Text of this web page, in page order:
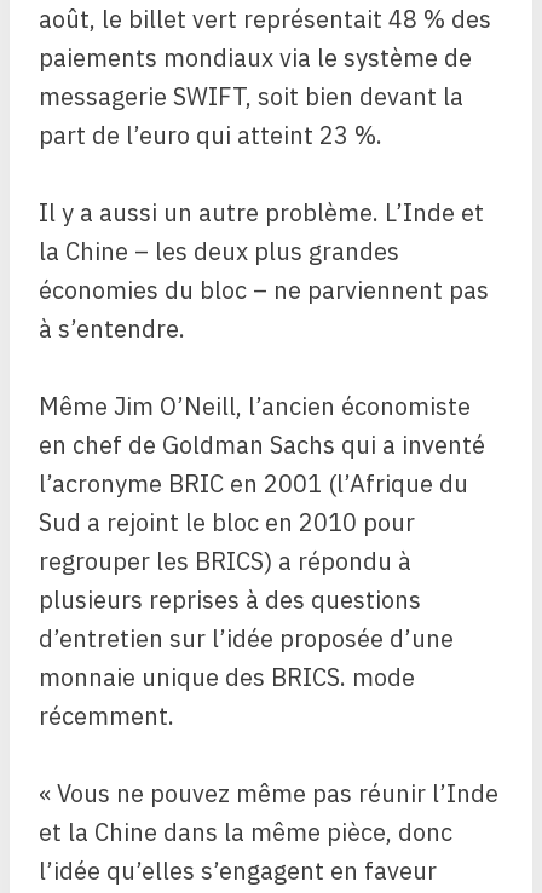
août, le billet vert représentait 48 % des
paiements mondiaux via le système de
messagerie SWIFT, soit bien devant la
part de l’euro qui atteint 23 %.
Il y a aussi un autre problème. L’Inde et
la Chine – les deux plus grandes
économies du bloc – ne parviennent pas
à s’entendre.
Même Jim O’Neill, l’ancien économiste
en chef de Goldman Sachs qui a inventé
l’acronyme BRIC en 2001 (l’Afrique du
Sud a rejoint le bloc en 2010 pour
regrouper les BRICS) a répondu à
plusieurs reprises à des questions
d’entretien sur l’idée proposée d’une
monnaie unique des BRICS. mode
récemment.
« Vous ne pouvez même pas réunir l’Inde
et la Chine dans la même pièce, donc
l’idée qu’elles s’engagent en faveur